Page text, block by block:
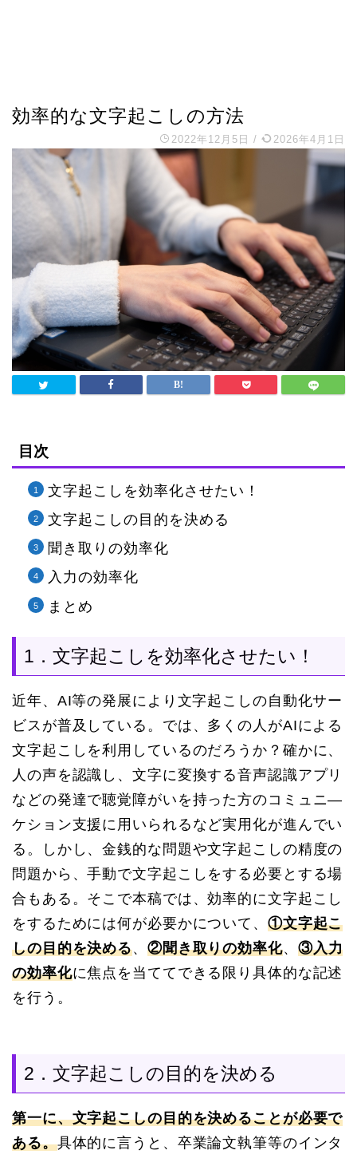
効率的な文字起こしの方法
2022年12月5日 / 2026年4月1日
目次
文字起こしを効率化させたい！
文字起こしの目的を決める
聞き取りの効率化
入力の効率化
まとめ
1．文字起こしを効率化させたい！
近年、AI等の発展により文字起こしの自動化サー
ビスが普及している。では、多くの人がAIによる
文字起こしを利用しているのだろうか？確かに、
人の声を認識し、文字に変換する音声認識アプリ
などの発達で聴覚障がいを持った方のコミュニ―
ケション支援に用いられるなど実用化が進んでい
る。しかし、金銭的な問題や文字起こしの精度の
問題から、手動で文字起こしをする必要とする場
合もある。そこで本稿では、効率的に文字起こし
をするためには何が必要かについて、 ①文字起こ
しの目的を決める、 ②聞き取りの効率化、 ③入力
の効率化に焦点を当ててできる限り具体的な記述
を行う。
2．文字起こしの目的を決める
第一に、文字起こしの目的を決めることが必要で
ある。具体的に言うと、卒業論文執筆等のインタ